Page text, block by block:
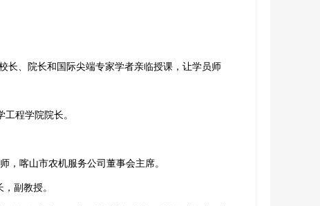
长、院长和国际尖端专家学者亲临授课，让学员师
程学院院长。
，喀山市农机服务公司董事会主席。
副教授。